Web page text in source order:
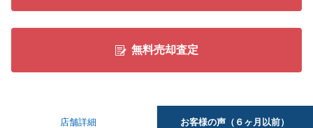
無料売却査定
店舗詳細 お客様の声（６ヶ月以前）